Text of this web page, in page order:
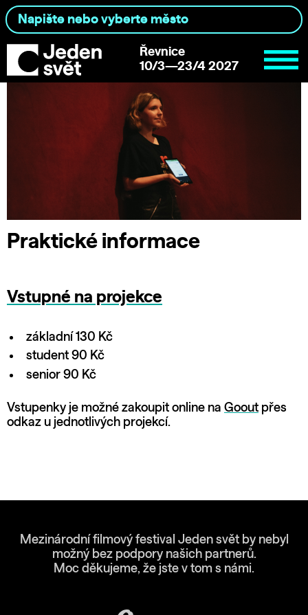
Řevnice
10/3—23/4 2027
Praktické informace
Vstupné na projekce
základní 130 Kč
student 90 Kč
senior 90 Kč
Vstupenky je možné zakoupit online na Goout přes
odkaz u jednotlivých projekcí.
Mezinárodní filmový festival Jeden svět by nebyl
možný bez podpory našich partnerů.
Moc děkujeme, že jste v tom s námi.